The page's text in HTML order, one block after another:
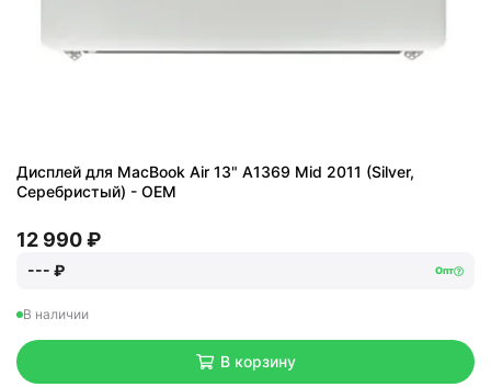
Дисплей для MacBook Air 13" A1369 Mid 2011 (Silver,
Серебристый) - OEM
12 990 ₽
--- ₽ Опт
В наличии
В корзину